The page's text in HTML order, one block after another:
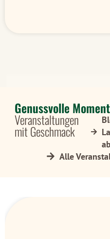
Genussvolle
Veranstaltungen
mit Geschmack
Alle